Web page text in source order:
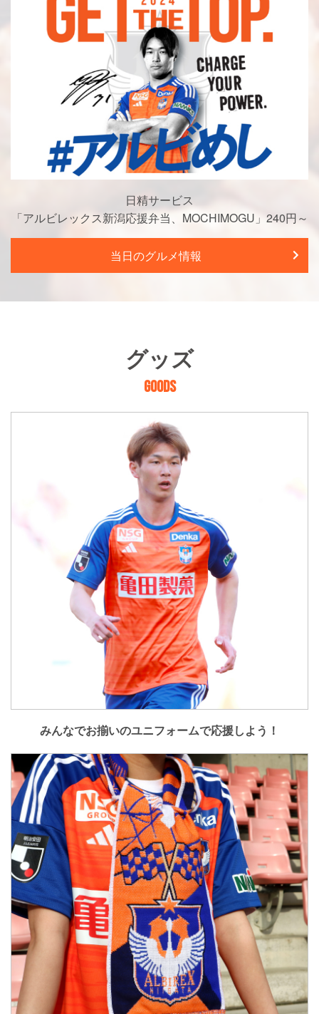
日精サービス
「アルビレックス新潟応援弁当、MOCHIMOGU」240円～
当日のグルメ情報
グッズ
GOODS
みんなでお揃いのユニフォームで応援しよう！